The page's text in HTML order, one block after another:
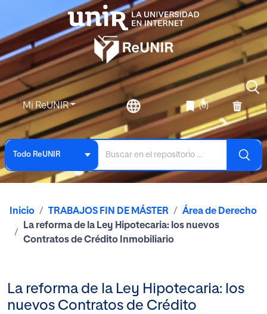
Mi ReUNIR (0)
Todo ReUNIR
Inicio TRABAJOS FIN DE MÁSTER
Área de Derecho
La reforma de la Ley Hipotecaria: los nuevos
Contratos de Crédito Inmobiliario
La reforma de la Ley Hipotecaria: los
nuevos Contratos de Crédito